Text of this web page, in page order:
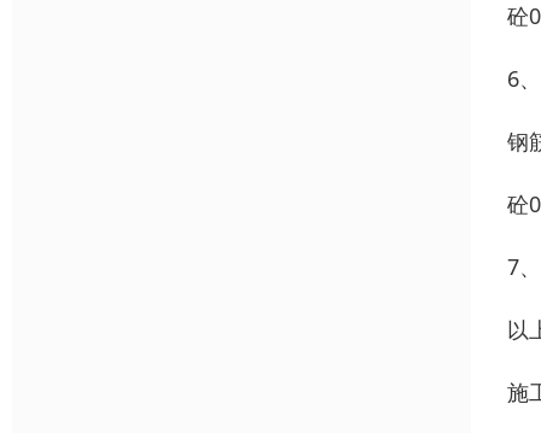
砼
6
钢
砼
7
以
施